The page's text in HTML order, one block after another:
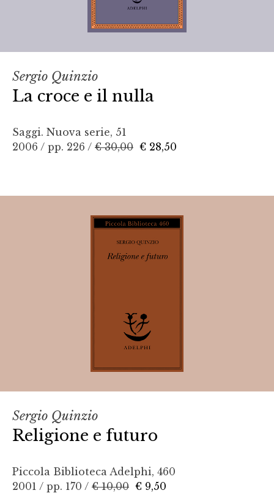
Sergio Quinzio
La croce e il nulla
Saggi. Nuova serie, 51
2006 / pp. 226 / € 30,00 € 28,50
Sergio Quinzio
Religione e futuro
Piccola Biblioteca Adelphi, 460
2001 / pp. 170 / € 10,00 € 9,50